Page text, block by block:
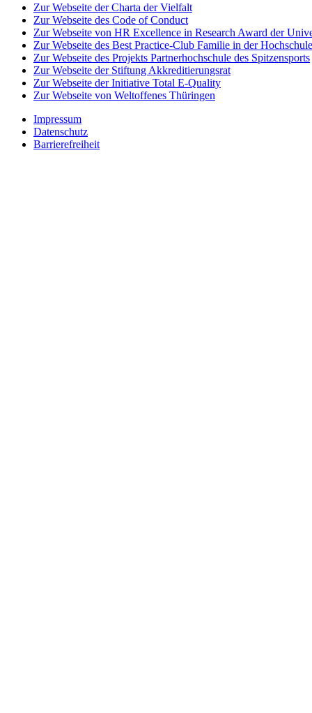
Zur Webseite der Charta der Vielfalt
Zur Webseite des Code of Conduct
Zur Webseite von HR Excellence in Research Award der
Zur Webseite des Best Practice-Club Familie in der Hochschule
Zur Webseite des Projekts Partnerhochschule des Spitzensports
Zur Webseite der Stiftung Akkreditierungsrat
Zur Webseite der Initiative Total E-Quality
Zur Webseite von Weltoffenes Thüringen
Impressum
Datenschutz
Barrierefreiheit